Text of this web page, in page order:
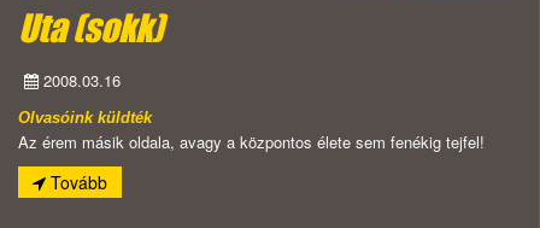
Uta (sokk)
2008.03.16
Olvasóink küldték
Az érem másik oldala, avagy a központos élete sem fenékig tejfel!
Tovább